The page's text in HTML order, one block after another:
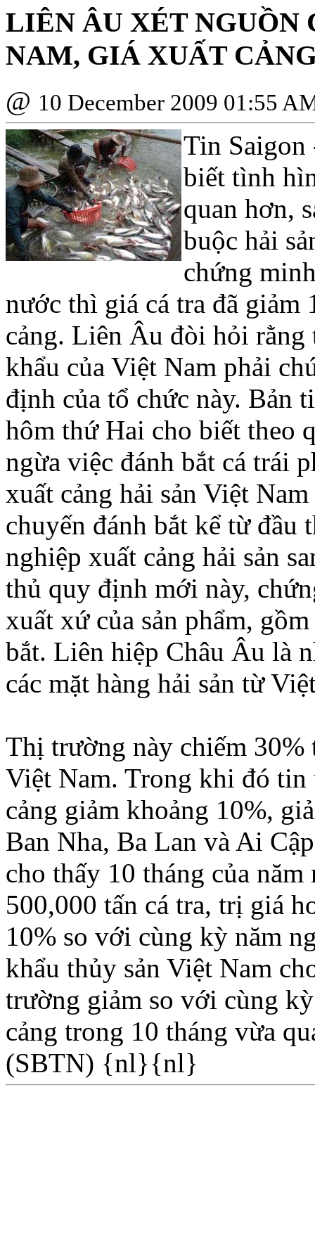
LIÊN ÂU XÉT NGUỒN
NAM, GIÁ XUẤT
@ 10 December 2009 01:55
Tin Saigon
biết tình
quan hơn,
buộc hải
chứng
nước thì giá cá tra đã
cảng. Liên Âu đòi hỏi rằng
khẩu của Việt Nam phải
định của tổ chức này. Bản
hôm thứ Hai cho biết theo
ngừa việc đánh bắt cá trái
xuất cảng hải sản Việt
chuyến đánh bắt kể từ đầu
nghiệp xuất cảng hải sản
thủ quy định mới này,
xuất xứ của sản phẩm,
bắt. Liên hiệp Châu Âu là
các mặt hàng hải sản từ
Thị trường này chiếm 30%
Việt Nam. Trong khi đó
cảng giảm khoảng 10%,
Ban Nha, Ba Lan và Ai
cho thấy 10 tháng của
500,000 tấn cá tra, trị giá
10% so với cùng kỳ năm
khẩu thủy sản Việt Nam
trường giảm so với cùng
cảng trong 10 tháng vừa
(SBTN) {nl}{nl}